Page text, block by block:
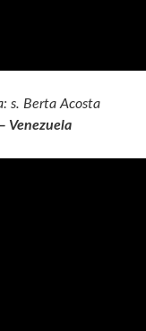
s. Berta Acosta
Venezuela